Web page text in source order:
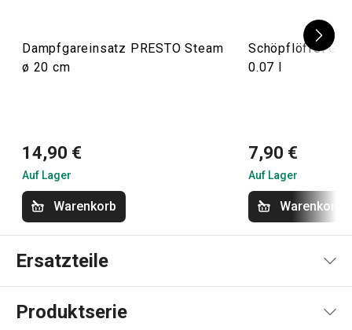
Dampfgareinsatz PRESTO Steam
ø 20 cm
14,90 €
Auf Lager
Warenkorb
Schöpflöffel
0.07 l
7,90 €
Auf Lager
Warenkorb
Ersatzteile
Produktserie